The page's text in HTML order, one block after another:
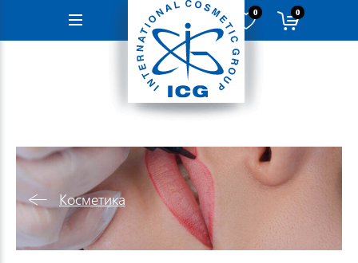
Навигация
0 0
Косметика